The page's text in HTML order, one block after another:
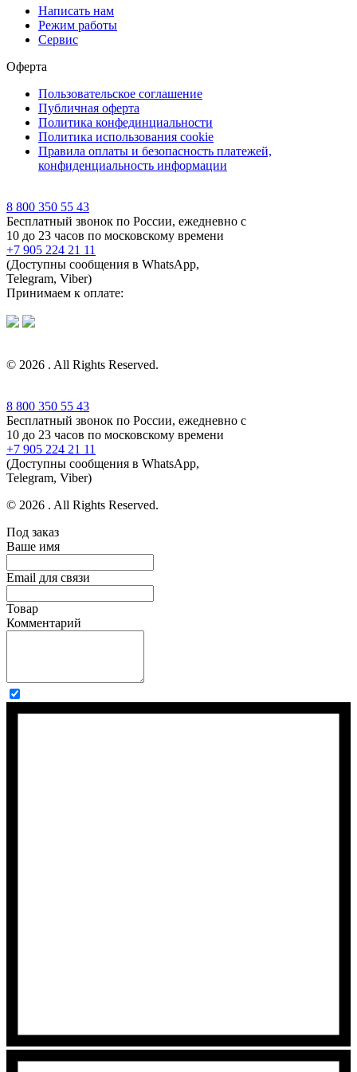
Написать нам
Режим работы
Сервис
Оферта
Пользовательское соглашение
Публичная оферта
Политика конфединциальности
Политика использования cookie
Правила оплаты и безопасность платежей,
конфиденциальность информации
8 800 350 55 43
Бесплатный звонок по России, ежедневно с
10 до 23 часов по московскому времени
+7 905 224 21 11
(Доступны сообщения в WhatsApp,
Telegram, Viber)
Принимаем к оплате:
© 2026 . All Rights Reserved.
8 800 350 55 43
Бесплатный звонок по России, ежедневно с
10 до 23 часов по московскому времени
+7 905 224 21 11
(Доступны сообщения в WhatsApp,
Telegram, Viber)
© 2026 . All Rights Reserved.
Под заказ
Ваше имя
Email для связи
Товар
Комментарий